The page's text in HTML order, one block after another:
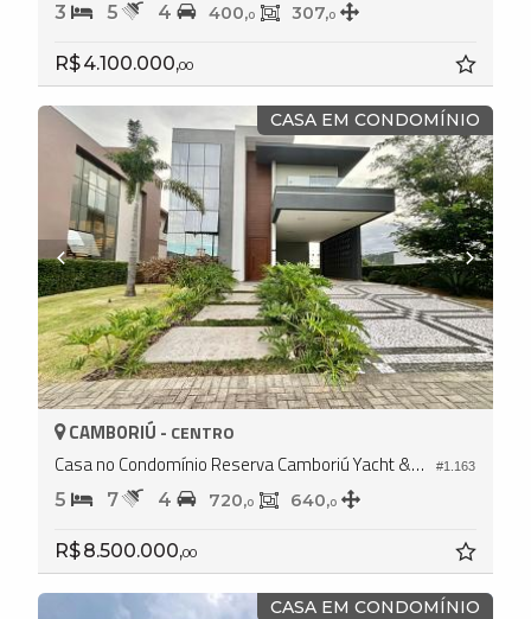
3 5 4 400,0 307,0
R$ 4.100.000,00
CASA EM CONDOMÍNIO
#1.163
CAMBORIÚ - CENTRO
Casa no Condomínio Reserva Camboriú Yacht & Golf
5 7 4 720,0 640,0
R$ 8.500.000,00
CASA EM CONDOMÍNIO